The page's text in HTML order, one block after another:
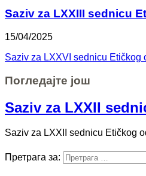
Saziv za LXXIII sednicu
15/04/2025
Saziv za LXXVI sednicu Etičkog
Погледајте још
Saziv za LXXII
Saziv za LXXII sednicu Etičkog
Претрага за: